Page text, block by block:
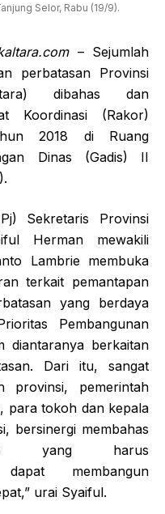
Selor, Rabu (19/9).
– Sejumlah
perbatasan Provinsi
dibahas dan
Koordinasi (Rakor)
2018 di Ruang
Dinas (Gadis) II
Sekretaris Provinsi
Herman mewakili
Lambrie membuka
terkait pemantapan
yang berdaya
Pembangunan
diantaranya berkaitan
Dari itu, sangat
provinsi, pemerintah
para tokoh dan kepala
bersinergi membahas
yang harus
membangun
urai Syaiful.